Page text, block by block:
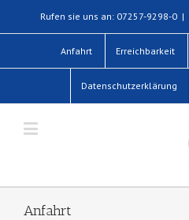
Rufen sie uns an: 07257-9298-0 |
Anfahrt Erreichbarkeit
Datenschutzerklärung
Anfahrt